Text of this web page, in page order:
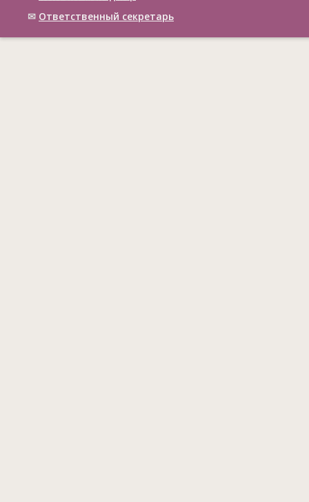
✉ Ответственный cекретарь